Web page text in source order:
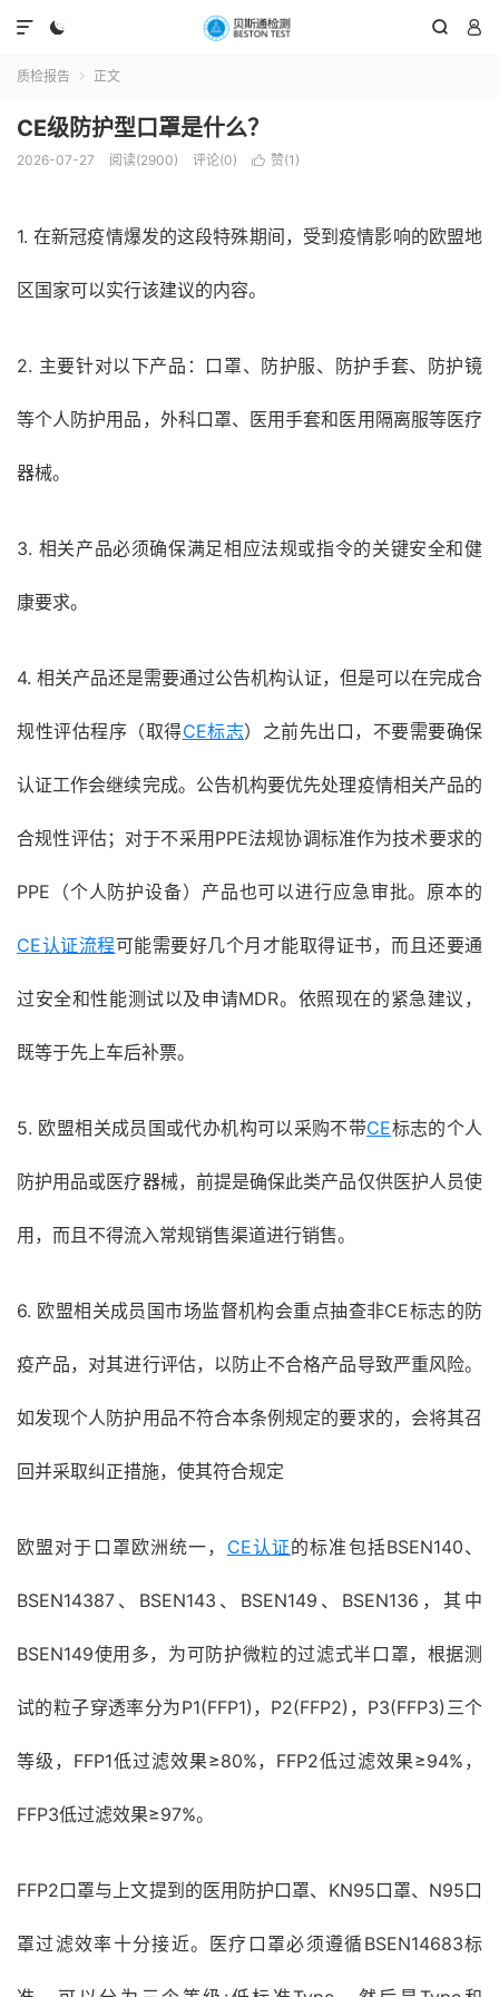
  

质检报告  正文
CE级防护型口罩是什么？
2026-07-27 阅读(2900) 评论(0)  赞(1 )
1. 在新冠疫情爆发的这段特殊期间，受到疫情影响的欧盟地
区国家可以实行该建议的内容。
2. 主要针对以下产品：口罩、防护服、防护手套、防护镜
等个人防护用品，外科口罩、医用手套和医用隔离服等医疗
器械。
3. 相关产品必须确保满足相应法规或指令的关键安全和健
康要求。
4. 相关产品还是需要通过公告机构认证，但是可以在完成合
规性评估程序（取得CE标志）之前先出口，不要需要确保
认证工作会继续完成。公告机构要优先处理疫情相关产品的
合规性评估；对于不采用PPE法规协调标准作为技术要求的
PPE（个人防护设备）产品也可以进行应急审批。原本的
CE认证流程可能需要好几个月才能取得证书，而且还要通
过安全和性能测试以及申请MDR。依照现在的紧急建议，
既等于先上车后补票。
5. 欧盟相关成员国或代办机构可以采购不带CE标志的个人
防护用品或医疗器械，前提是确保此类产品仅供医护人员使
用，而且不得流入常规销售渠道进行销售。
6. 欧盟相关成员国市场监督机构会重点抽查非CE标志的防
疫产品，对其进行评估，以防止不合格产品导致严重风险。
如发现个人防护用品不符合本条例规定的要求的，会将其召
回并采取纠正措施，使其符合规定
欧盟对于口罩欧洲统一， CE认证的标准包括BSEN140、
BSEN14387、BSEN143、BSEN149、BSEN136，其中
BSEN149使用多，为可防护微粒的过滤式半口罩，根据测
试的粒子穿透率分为P1(FFP1)，P2(FFP2)，P3(FFP3)三个
等级，FFP1低过滤效果≥80%，FFP2低过滤效果≥94%，
FFP3低过滤效果≥97%。
FFP2口罩与上文提到的医用防护口罩、KN95口罩、N95口
罩过滤效率十分接近。医疗口罩必须遵循BSEN14683标